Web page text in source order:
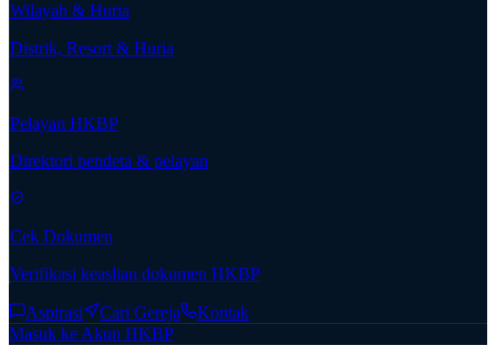
Wilayah & Huria
Distrik, Resort & Huria
Pelayan HKBP
Direktori pendeta & pelayan
Cek Dokumen
Verifikasi keaslian dokumen HKBP
Aspirasi Cari Gereja
Kontak
Masuk ke Akun HKBP